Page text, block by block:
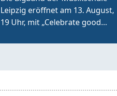
Leipzig eröffnet am 13. August,
19 Uhr, mit „Celebrate good
an der Brüderkirche das